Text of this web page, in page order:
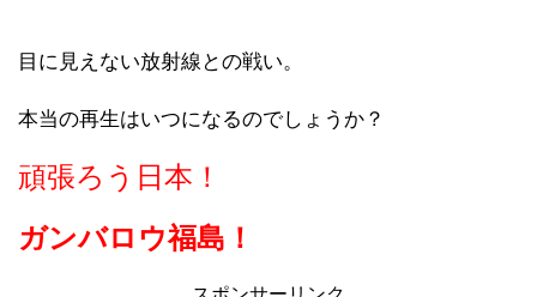
目に見えない放射線との戦い。
本当の再生はいつになるのでしょうか？
頑張ろう日本！
ガンバロウ福島！